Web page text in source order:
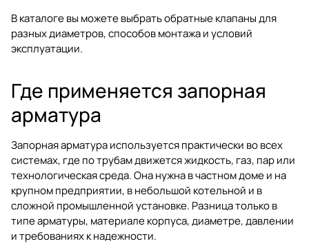
В каталоге вы можете выбратьобратные клапаныдля
разных диаметров, способов монтажа и условий
эксплуатации.
Где применяется запорная
арматура
Запорная арматура используется практически во всех
системах, где по трубам движется жидкость, газ, пар или
технологическая среда. Она нужна в частном доме и на
крупном предприятии, в небольшой котельной и в
сложной промышленной установке. Разница только в
типе арматуры, материале корпуса, диаметре, давлении
и требованиях к надежности.